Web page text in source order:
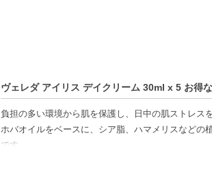
ヴェレダ アイリス デイクリーム 30ml x 5 お得
負担の多い環境から肌を保護し、日中の肌ストレス
ホバオイルをベースに、シア脂、ハマメリスなどの
です。